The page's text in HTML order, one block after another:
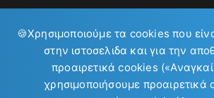
ΕΠΙΚΟΙΝΩΝΙΑ:
🍪Χρησιμοποιούμε τα cookies που
στην ιστοσελιδα και για την
προαιρετικά cookies
χρησιμοποιήσουμε